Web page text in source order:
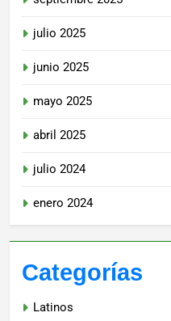
julio 2025
junio 2025
mayo 2025
abril 2025
julio 2024
enero 2024
Categorías
Latinos